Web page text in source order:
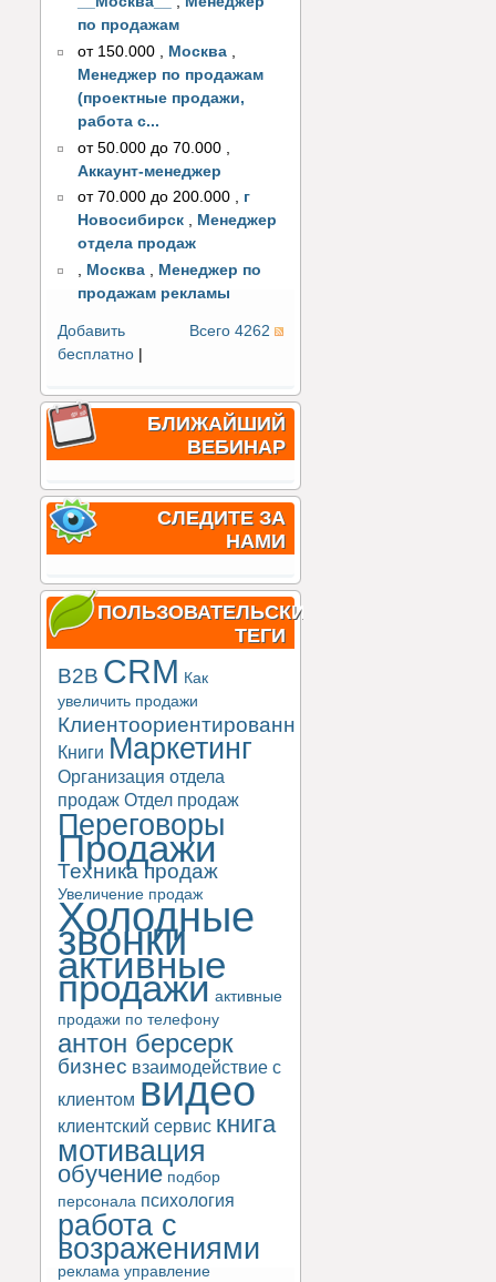
по продажам
от 150.000
Москва
Менеджер по продажам
(проектные продажи,
работа с...
от 50.000 до 70.000
Аккаунт-менеджер
от 70.000 до 200.000 , г
Новосибирск , Менеджер
отдела продаж
, Москва , Менеджер по
продажам рекламы
Всего 4262
Добавить
бесплатно
БЛИЖАЙШИЙ
ВЕБИНАР
СЛЕДИТЕ ЗА
НАМИ
ПОЛЬЗОВАТЕЛЬСКИЕ
ТЕГИ
B2B CRM Как
увеличить продажи
Клиентоориентированность
Книги Маркетинг
Организация отдела
продаж Отдел продаж
Переговоры
Продажи
Техника продаж
Увеличение продаж
Холодные
звонки
активные
продажи активные
продажи по телефону
антон берсерк
бизнес взаимодействие с
клиентом видео
клиентский сервис книга
мотивация
обучение подбор
персонала психология
работа с
возражениями
реклама управление